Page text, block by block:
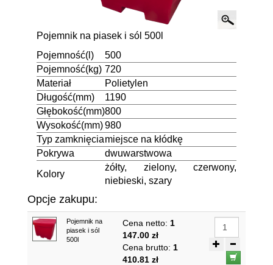
Pojemnik na piasek i sól 500l
Pojemność(l)
500
Pojemność(kg) 720
Materiał
Polietylen
Długość(mm)
1190
Głębokość(mm)800
Wysokość(mm)980
Typ zamknięciamiejsce na kłódkę
Pokrywa
dwuwarstwowa
Kolory
żółty, zielony, czerwony,
niebieski, szary
Opcje zakupu:
Pojemnik na
piasek i sól
500l
Cena netto: 1
147.00 zł
Cena brutto: 1
410.81 zł